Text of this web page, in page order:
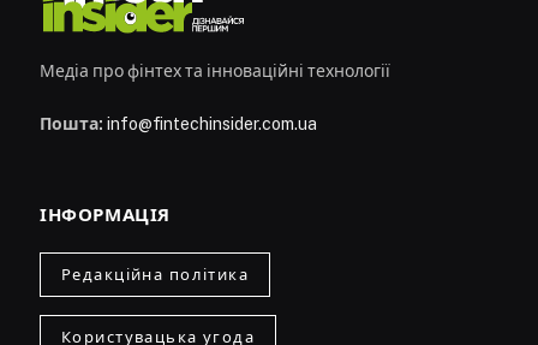
Медіа про фінтех та інноваційні технології
Пошта: info@fintechinsider.com.ua
ІНФОРМАЦІЯ
Редакційна політика
Користувацька угода